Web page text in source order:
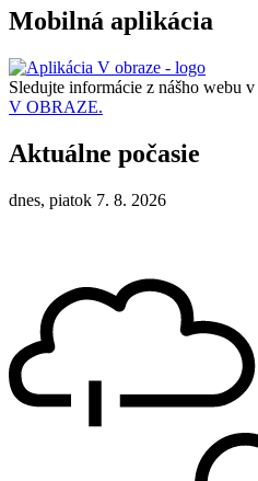
Mobilná aplikácia
Sledujte informácie z nášho webu v
V OBRAZE.
Aktuálne počasie
dnes, piatok 7. 8. 2026